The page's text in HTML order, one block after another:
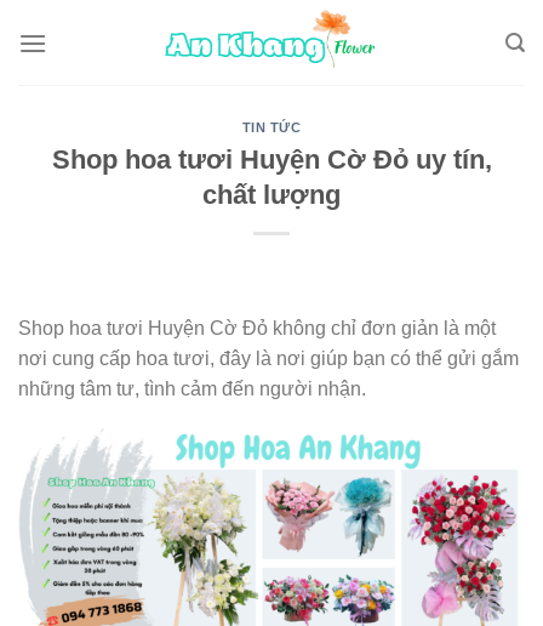
TIN TỨC
Shop hoa tươi Huyện Cờ Đỏ uy tín,
chất lượng
Shop hoa tươi Huyện Cờ Đỏ không chỉ đơn giản là một
nơi cung cấp hoa tươi, đây là nơi giúp bạn có thể gửi gắm
những tâm tư, tình cảm đến người nhận.